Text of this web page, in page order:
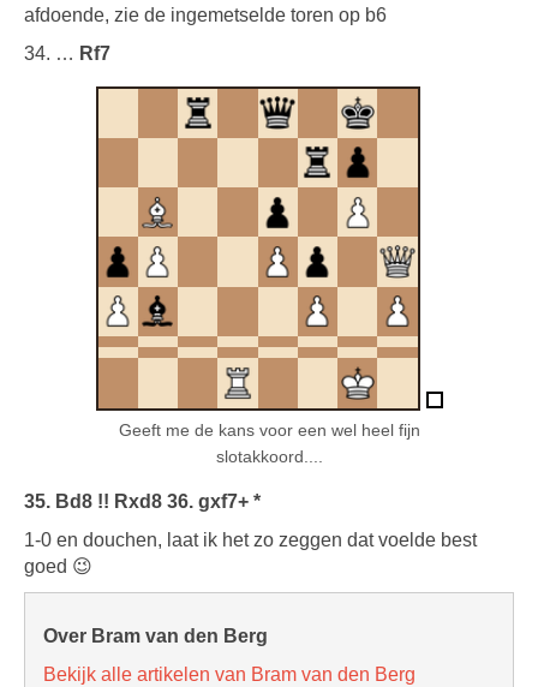
afdoende, zie de ingemetselde toren op b6
34. … Rf7
Geeft me de kans voor een wel heel fijn
slotakkoord....
35. Bd8 !! Rxd8 36. gxf7+ *
1-0 en douchen, laat ik het zo zeggen dat voelde best
goed 😉
Over Bram van den Berg
Bekijk alle artikelen van Bram van den Berg